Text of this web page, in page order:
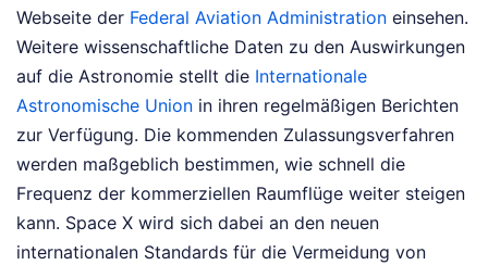
Webseite der Federal Aviation Administration einsehen.
Weitere wissenschaftliche Daten zu den Auswirkungen
auf die Astronomie stellt die Internationale
Astronomische Union in ihren regelmäßigen Berichten
zur Verfügung. Die kommenden Zulassungsverfahren
werden maßgeblich bestimmen, wie schnell die
Frequenz der kommerziellen Raumflüge weiter steigen
kann. Space X wird sich dabei an den neuen
internationalen Standards für die Vermeidung von